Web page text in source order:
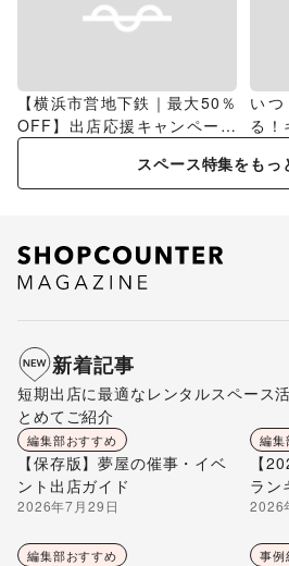
【横浜市営地下鉄｜最大50％
OFF】出店応援キャンペーン
特集
い
る！
スペース特集をもっ
新着記事
短期出店に最適なレンタルスペース
とめてご紹介
編集部おすすめ
【保存版】夢屋の催事・イベ
ント出店ガイド
2026年7月29日
編集
【
ラン
編集
2026
編集部おすすめ 事例